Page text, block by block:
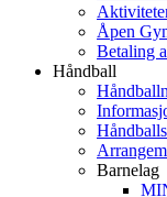
Åpen
Betaling
Håndball
Barnelag